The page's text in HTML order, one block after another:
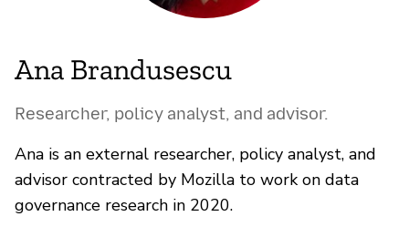
Ana Brandusescu
Researcher, policy analyst, and advisor.
Ana is an external researcher, policy analyst, and
advisor contracted by Mozilla to work on data
governance research in 2020.